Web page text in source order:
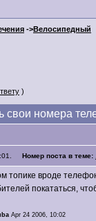
->Велосипедный
)
свои номера
Номер поста в теме:
топике вроде
покататься,
Apr 24 2006, 10:02